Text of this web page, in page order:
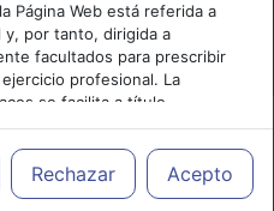
Cancelar
Página Web está referida a
y, por tanto, dirigida a
facultados para prescribir
profesional. La
se facilita a título
de los
medicamentos y decidir, en
más adecuado a las
Rechazar Acepto